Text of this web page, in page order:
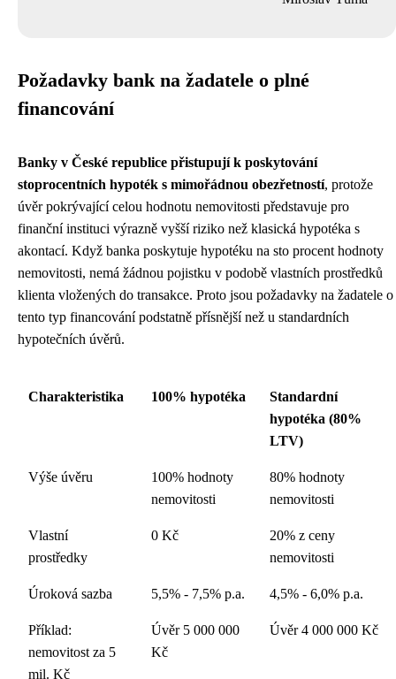
Požadavky bank na žadatele o plné
financování
Banky v České republice přistupují k poskytování
stoprocentních hypoték s mimořádnou obezřetností, protože
úvěr pokrývající celou hodnotu nemovitosti představuje pro
finanční instituci výrazně vyšší riziko než klasická hypotéka s
akontací. Když banka poskytuje hypotéku na sto procent hodnoty
nemovitosti, nemá žádnou pojistku v podobě vlastních prostředků
klienta vložených do transakce. Proto jsou požadavky na žadatele o
tento typ financování podstatně přísnější než u standardních
hypotečních úvěrů.
Charakteristika 100% hypotéka
Standardní
hypotéka (80%
LTV)
Výše úvěru
100% hodnoty
nemovitosti
80% hodnoty
nemovitosti
Vlastní
prostředky
0 Kč
20% z ceny
nemovitosti
Úroková sazba 5,5% - 7,5% p.a. 4,5% - 6,0% p.a.
Příklad:
nemovitost za 5
mil. Kč
Úvěr 5 000 000
Kč
Úvěr 4 000 000 Kč